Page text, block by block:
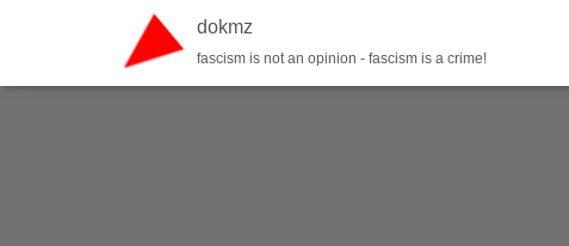
dokmz
fascism is not an opinion - fascism is a crime!